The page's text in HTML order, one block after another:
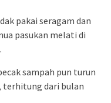
pakai seragam dan
pasukan melati di
sampah pun turun
terhitung dari bulan